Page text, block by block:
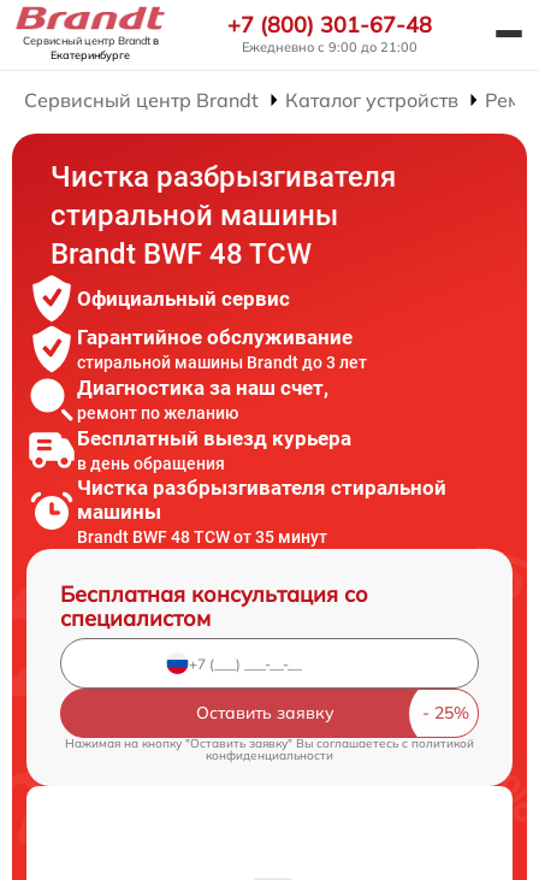
Сервисный центр Brandtв
Екатеринбурге
+7 (800) 301-67-48
Ежедневно с 9:00 до 21:00
Сервисный центр Brandt Каталог устройств
Чистка разбрызгивателя
стиральной машины
Brandt BWF 48 TCW
Официальный сервис
Гарантийное обслуживание
стиральной машины Brandt до 3 лет
Диагностика за наш счет,
ремонт по желанию
Бесплатный выезд курьера
в день обращения
Чистка разбрызгивателя стиральной
машины
Brandt BWF 48 TCW от 35 минут
Бесплатная консультация со
специалистом
Оставить заявку
Нажимая на кнопку "Оставить заявку" Вы соглашаетесь c политикой
конфиденциальности